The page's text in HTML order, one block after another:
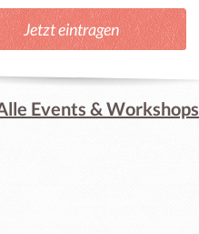
Jetzt eintragen
Events & Workshops